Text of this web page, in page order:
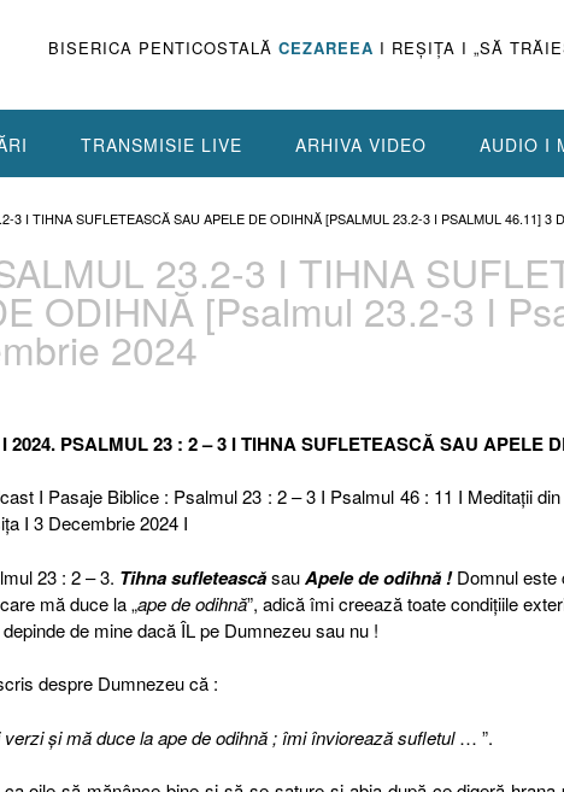
BISERICA PENTICOSTALĂ CEZAREEA I REŞIŢA I „SĂ
TRANSMISIE LIVE ARHIVA VIDEO AUDIO I
3 I TIHNA SUFLETEASCĂ SAU APELE DE ODIHNĂ [PSALMUL 23.2-3 I PSALMUL 46.11] 3
23.2-3 I TIHNA
ODIHNĂ [Psalmul 23.2-3 I
2024
2024. PSALMUL 23 : 2 – 3 I TIHNA SUFLETEASCĂ SAU APELE
I Pasaje Biblice : Psalmul 23 : 2 – 3 I Psalmul 46 : 11 I Meditaţii
I 3 Decembrie 2024 I
23 : 2 – 3. Tihna sufleteascăsauApele de odihnă !Domnul este
mă duce la „ape de odihnă”, adică îmi creează toate condițiile
de mine dacă ÎL pe Dumnezeu sau nu !
despre Dumnezeu că :
şi mă duce la ape de odihnă ; îmi înviorează sufletul… ”.